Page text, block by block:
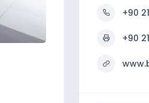
+90
+90